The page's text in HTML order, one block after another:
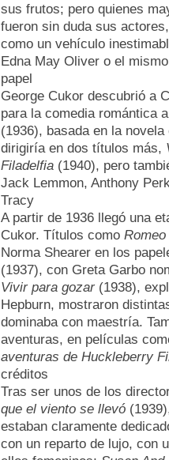
sus frutos; pero quienes
fueron sin duda sus
como un vehículo
Edna May Oliver o el
papel
George Cukor descubrió a
para la comedia romántica
(1936), basada en la
dirigiría en dos títulos más,
Filadelfia (1940), pero
Jack Lemmon, Anthony
Tracy
A partir de 1936 llegó una
Cukor. Títulos como
Norma Shearer en los
(1937), con Greta Garbo
Vivir para gozar (1938),
Hepburn, mostraron
dominaba con maestría.
aventuras, en películas
aventuras de Huckleberry
créditos
Tras ser unos de los
que el viento se llevó
estaban claramente
con un reparto de lujo, con